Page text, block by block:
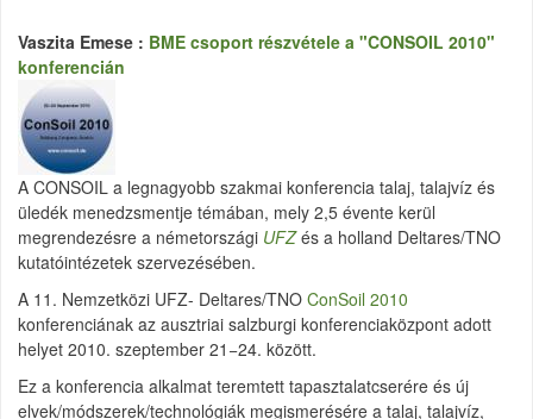
Vaszita Emese : BME csoport részvétele a "CONSOIL 2010"
konferencián
A CONSOIL a legnagyobb szakmai konferencia talaj, talajvíz és
üledék menedzsmentje témában, mely 2,5 évente kerül
megrendezésre a németországi UFZés a holland Deltares/TNO
kutatóintézetek szervezésében.
A 11. Nemzetközi UFZ- Deltares/TNO ConSoil 2010
konferenciának az ausztriai salzburgi konferenciaközpont adott
helyet 2010. szeptember 21−24. között.
Ez a konferencia alkalmat teremtett tapasztalatcserére és új
elvek/módszerek/technológiák megismerésére a talaj, talajvíz,